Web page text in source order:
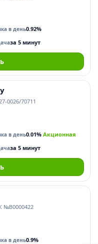
в день0.92%
за 5 минут
0026/70711
в день0.01% Акционная
за 5 минут
№В0000422
в день0.9%